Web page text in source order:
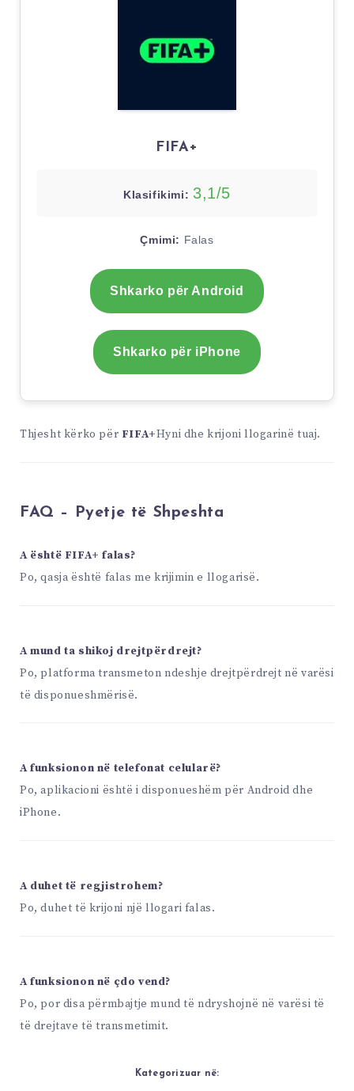
FIFA+
Klasifikimi: 3,1/5
Çmimi: Falas
Shkarko për Android
Shkarko për iPhone
Thjesht kërko për FIFA+Hyni dhe krijoni llogarinë tuaj.
FAQ – Pyetje të Shpeshta
A është FIFA+ falas?
Po, qasja është falas me krijimin e llogarisë.
A mund ta shikoj drejtpërdrejt?
Po, platforma transmeton ndeshje drejtpërdrejt në varësi
të disponueshmërisë.
A funksionon në telefonat celularë?
Po, aplikacioni është i disponueshëm për Android dhe
iPhone.
A duhet të regjistrohem?
Po, duhet të krijoni një llogari falas.
A funksionon në çdo vend?
Po, por disa përmbajtje mund të ndryshojnë në varësi të
të drejtave të transmetimit.
Kategorizuar në: